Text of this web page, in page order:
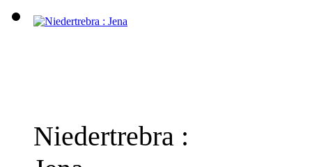
Niedertrebra :